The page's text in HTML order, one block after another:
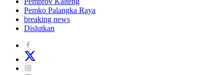
Pemko Palangka Raya
breaking news
Dislutkan